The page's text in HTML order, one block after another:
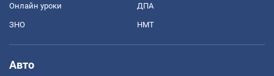
Онлайн уроки ДПА
ЗНО НМТ
Авто